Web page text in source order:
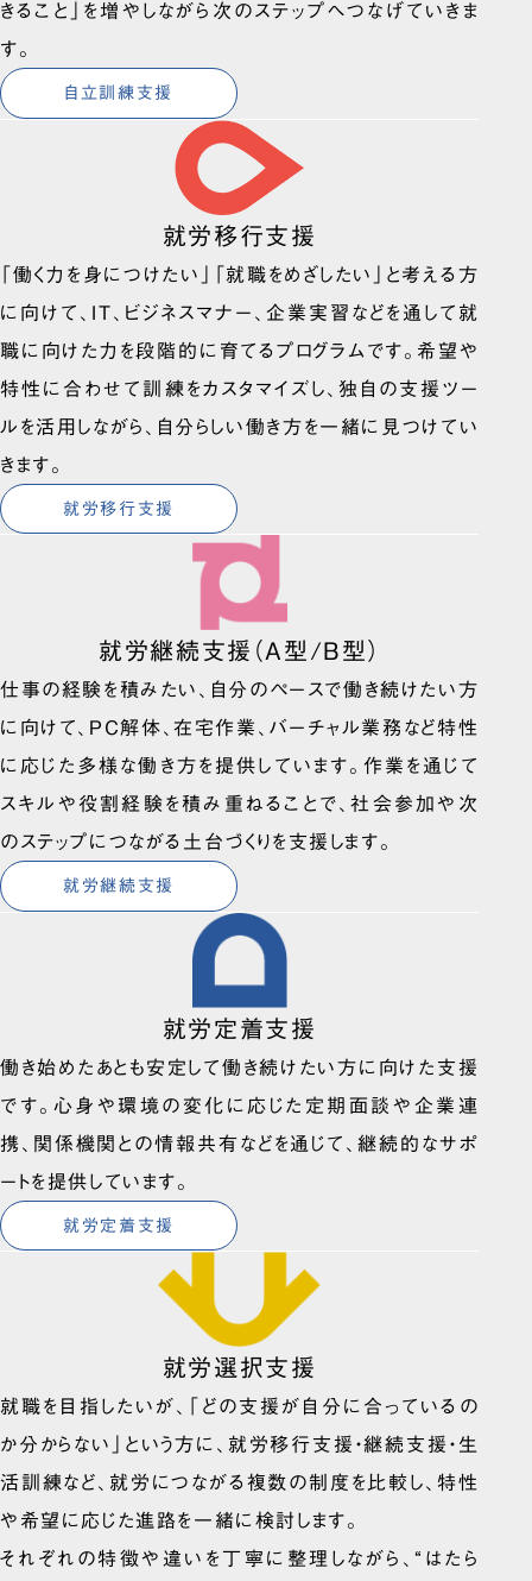
きること」を増やしながら次のステップへつなげていきま
す。
自立訓練支援
就労移行支援
「働く力を身につけたい」「就職をめざしたい」と考える方
に向けて、IT、ビジネスマナー、企業実習などを通して就
職に向けた力を段階的に育てるプログラムです。希望や
特性に合わせて訓練をカスタマイズし、独自の支援ツー
ルを活用しながら、自分らしい働き方を一緒に見つけてい
きます。
就労移行支援
就労継続支援（A型/B型）
仕事の経験を積みたい、自分のペースで働き続けたい方
に向けて、PC解体、在宅作業、バーチャル業務など特性
に応じた多様な働き方を提供しています。作業を通じて
スキルや役割経験を積み重ねることで、社会参加や次
のステップにつながる土台づくりを支援します。
就労継続支援
就労定着支援
働き始めたあとも安定して働き続けたい方に向けた支援
です。心身や環境の変化に応じた定期面談や企業連
携、関係機関との情報共有などを通じて、継続的なサポ
ートを提供しています。
就労定着支援
就労選択支援
就職を目指したいが、「どの支援が自分に合っているの
か分からない」という方に、就労移行支援・継続支援・生
活訓練など、就労につながる複数の制度を比較し、特性
や希望に応じた進路を一緒に検討します。
それぞれの特徴や違いを丁寧に整理しながら、“はたら